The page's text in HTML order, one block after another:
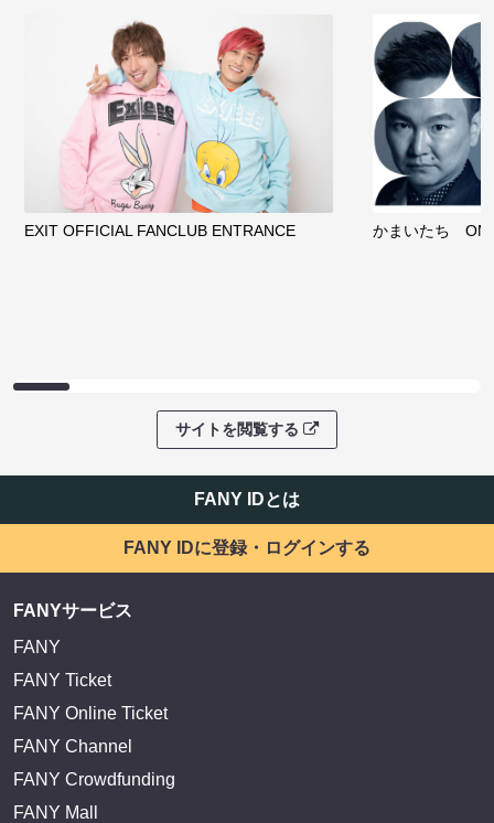
EXIT OFFICIAL FANCLUB ENTRANCE かまいたち
サイトを閲覧する
FANY IDとは
FANY IDに登録・ログインする
FANYサービス
FANY
FANY Ticket
FANY Online Ticket
FANY Channel
FANY Crowdfunding
FANY Mall